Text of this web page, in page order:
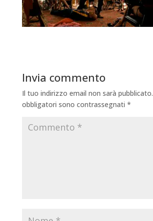
Invia commento
Il tuo indirizzo email non sarà pubblicato.
obbligatori sono contrassegnati *